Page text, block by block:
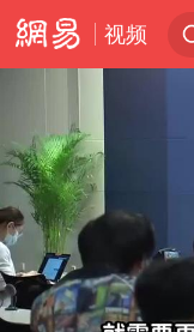
视频